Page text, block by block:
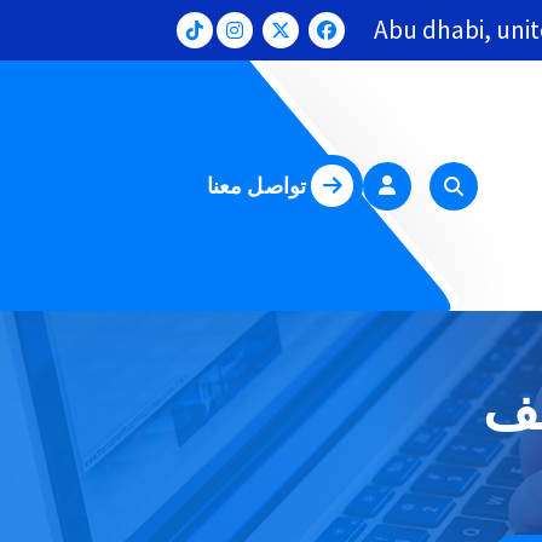
Abu dhabi,
تواصل معنا